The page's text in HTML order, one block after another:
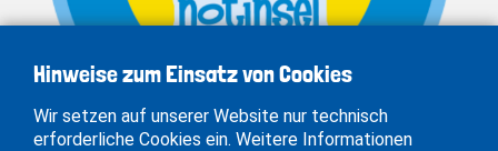
Hinweise zum Einsatz von Cookies
Wir setzen auf unserer Website nur technisch
erforderliche Cookies ein. Weitere Informationen